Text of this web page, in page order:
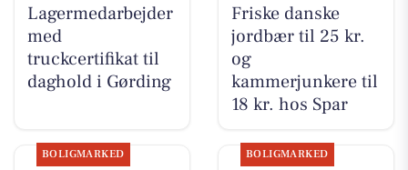
Lagermedarbejder
med
truckcertifikat til
daghold i Gørding
Friske danske
jordbær til 25 kr.
og
kammerjunkere til
18 kr. hos Spar
BOLIGMARKED BOLIGMARKED